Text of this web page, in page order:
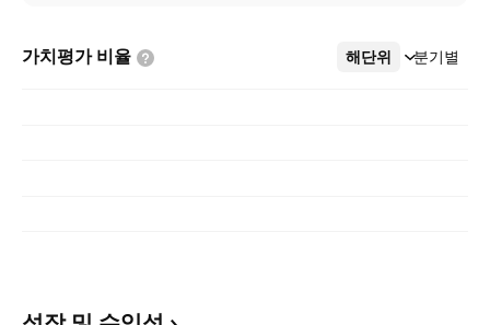
가치평가 비율 해단위 분기별
더보기